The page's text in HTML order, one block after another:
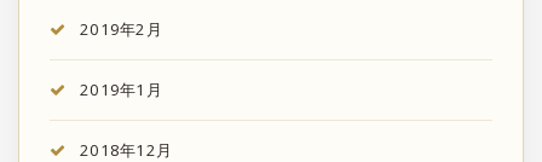
2019年2月
2019年1月
2018年12月